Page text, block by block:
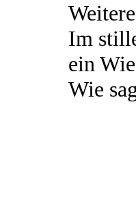
Im
ein
Wie